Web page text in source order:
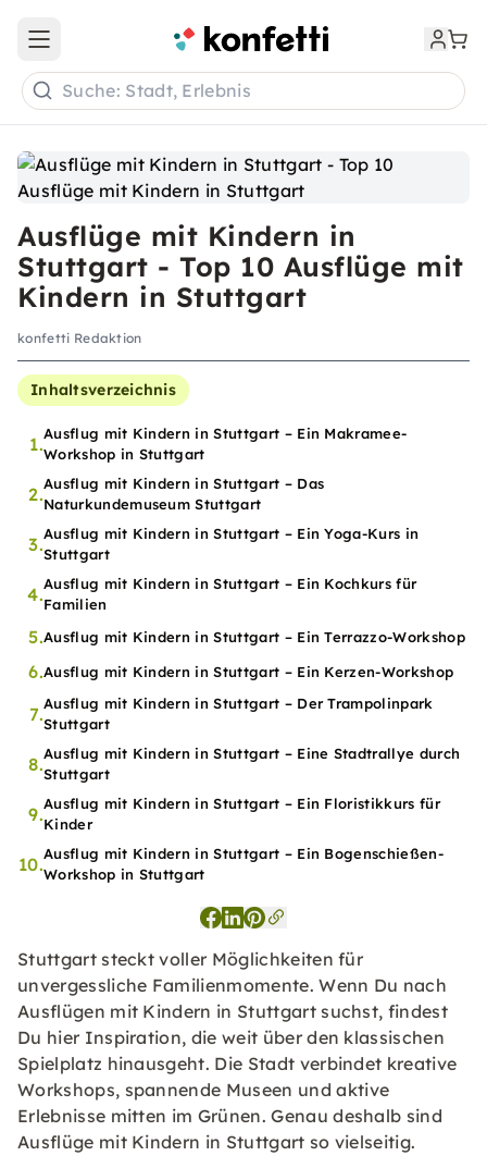
Ausflüge mit Kindern in
Stuttgart - Top 10 Ausflüge mit
Kindern in Stuttgart
konfetti Redaktion
Inhaltsverzeichnis
1.Ausflug mit Kindern in Stuttgart – Ein Makramee-
Workshop in Stuttgart
2.Ausflug mit Kindern in Stuttgart – Das
Naturkundemuseum Stuttgart
3.Ausflug mit Kindern in Stuttgart – Ein Yoga-Kurs in
Stuttgart
4.Ausflug mit Kindern in Stuttgart – Ein Kochkurs für
Familien
5.Ausflug mit Kindern in Stuttgart – Ein Terrazzo-Workshop
6.Ausflug mit Kindern in Stuttgart – Ein Kerzen-Workshop
7.Ausflug mit Kindern in Stuttgart – Der Trampolinpark
Stuttgart
8.Ausflug mit Kindern in Stuttgart – Eine Stadtrallye durch
Stuttgart
9.Ausflug mit Kindern in Stuttgart – Ein Floristikkurs für
Kinder
10.Ausflug mit Kindern in Stuttgart – Ein Bogenschießen-
Workshop in Stuttgart
Stuttgart steckt voller Möglichkeiten für
unvergessliche Familienmomente. Wenn Du nach
Ausflügen mit Kindern in Stuttgart suchst, findest
Du hier Inspiration, die weit über den klassischen
Spielplatz hinausgeht. Die Stadt verbindet kreative
Workshops, spannende Museen und aktive
Erlebnisse mitten im Grünen. Genau deshalb sind
Ausflüge mit Kindern in Stuttgart so vielseitig.
Open main menu
Suche: Stadt, Erlebnis